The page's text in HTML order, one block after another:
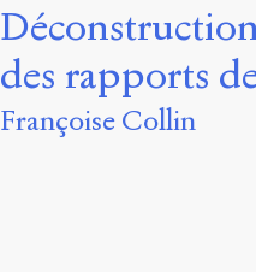
des rapports
Françoise Collin